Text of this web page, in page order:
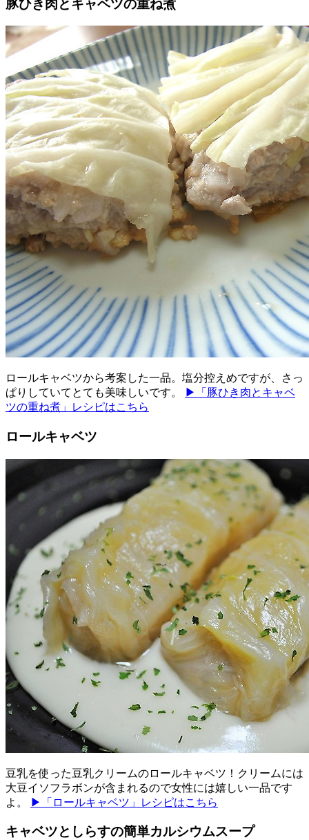
豚ひき肉とキャベツの重ね煮
ロールキャベツから考案した一品。塩分控えめですが、さっ
ぱりしていてとても美味しいです。
▶「豚ひき肉とキャベ
ツの重ね煮」レシピはこちら
ロールキャベツ
豆乳を使った豆乳クリームのロールキャベツ！クリームには
大豆イソフラボンが含まれるので女性には嬉しい一品です
よ。
▶「ロールキャベツ」レシピはこちら
キャベツとしらすの簡単カルシウムスープ